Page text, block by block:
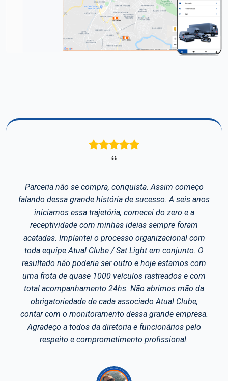
Avaliações de Clientes
começo
A seis anos
zero e a
foram
com
conjunto. O
estamos com
e com
mão da
Clube,
empresa.
pelo
Há tempos que nós utilizamos o
para controle das ações do
possuímos o bloqueio e
sistema RFID. Possuímos ainda
câmera frontal e a câmera de Baú
gerar um código de
contratante onde é possível que
carregamento, o transporte e o
sua mercadoria.